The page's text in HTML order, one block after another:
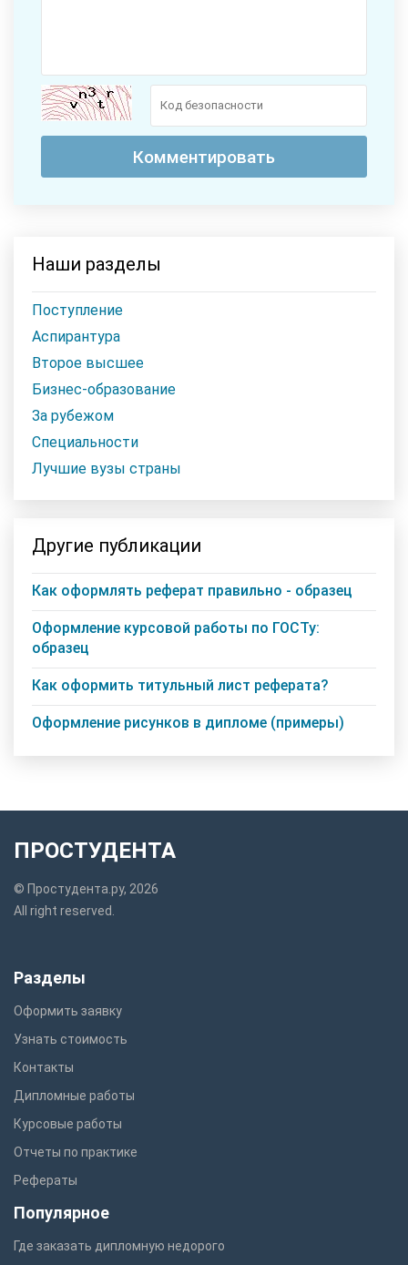
Наши разделы
Поступление
Аспирантура
Второе высшее
Бизнес-образование
За рубежом
Специальности
Лучшие вузы страны
Другие публикации
Как оформлять реферат правильно - образец
Оформление курсовой работы по ГОСТу:
образец
Как оформить титульный лист реферата?
Оформление рисунков в дипломе (примеры)
ПРОСТУДЕНТА
© Простудента.ру, 2026
All right reserved.
Разделы
Оформить заявку
Узнать стоимость
Контакты
Дипломные работы
Курсовые работы
Отчеты по практике
Рефераты
Популярное
Где заказать дипломную недорого